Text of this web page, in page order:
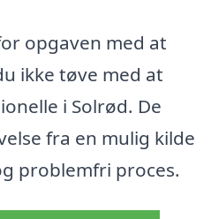
opgaven med at
ikke tøve med at
i Solrød. De
fra en mulig kilde
problemfri proces.